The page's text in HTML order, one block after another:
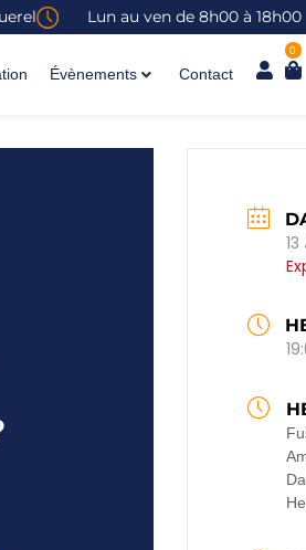
Lun au ven de 8h00 à 18h00
Évènements Contact
0